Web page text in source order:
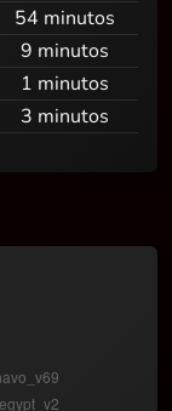
54 minutos
9 minutos
1 minutos
3 minutos